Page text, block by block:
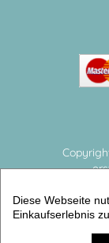
Namen
Melamin,
Diese Webseite
Einkaufserlebnis